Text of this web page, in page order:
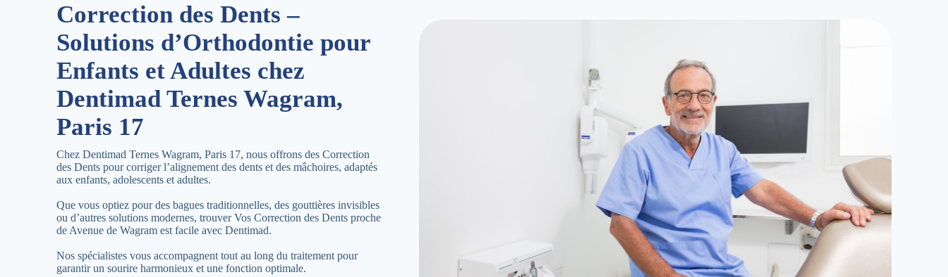
Correction des Dents –
Solutions d’Orthodontie pour
Enfants et Adultes chez
Dentimad Ternes Wagram,
Paris 17
Chez Dentimad Ternes Wagram, Paris 17, nous offrons des Correction
des Dents pour corriger l’alignement des dents et des mâchoires, adaptés
aux enfants, adolescents et adultes.
Que vous optiez pour des bagues traditionnelles, des gouttières invisibles
ou d’autres solutions modernes, trouver Vos Correction des Dents proche
de Avenue de Wagram est facile avec Dentimad.
Nos spécialistes vous accompagnent tout au long du traitement pour
garantir un sourire harmonieux et une fonction optimale.